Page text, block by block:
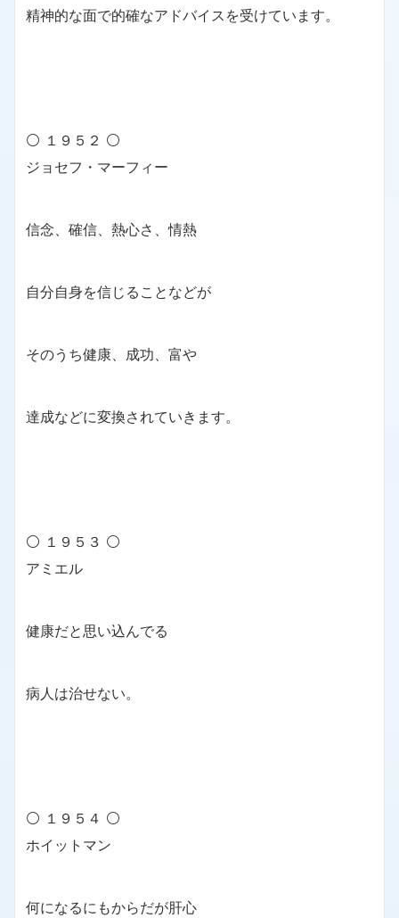
精神的な面で的確なアドバイスを受けています。
⚪ １９５２ ⚪
ジョセフ・マーフィー
信念、確信、熱心さ、情熱
自分自身を信じることなどが
そのうち健康、成功、富や
達成などに変換されていきます。
⚪ １９５３ ⚪
アミエル
健康だと思い込んでる
病人は治せない。
⚪ １９５４ ⚪
ホイットマン
何になるにもからだが肝心